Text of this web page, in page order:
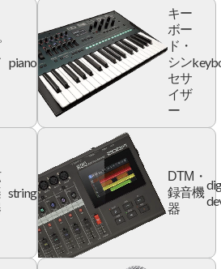
piano
キー
ボー
ド・
シン
セサ
イザ
ー
string
DTM・
録音機
器